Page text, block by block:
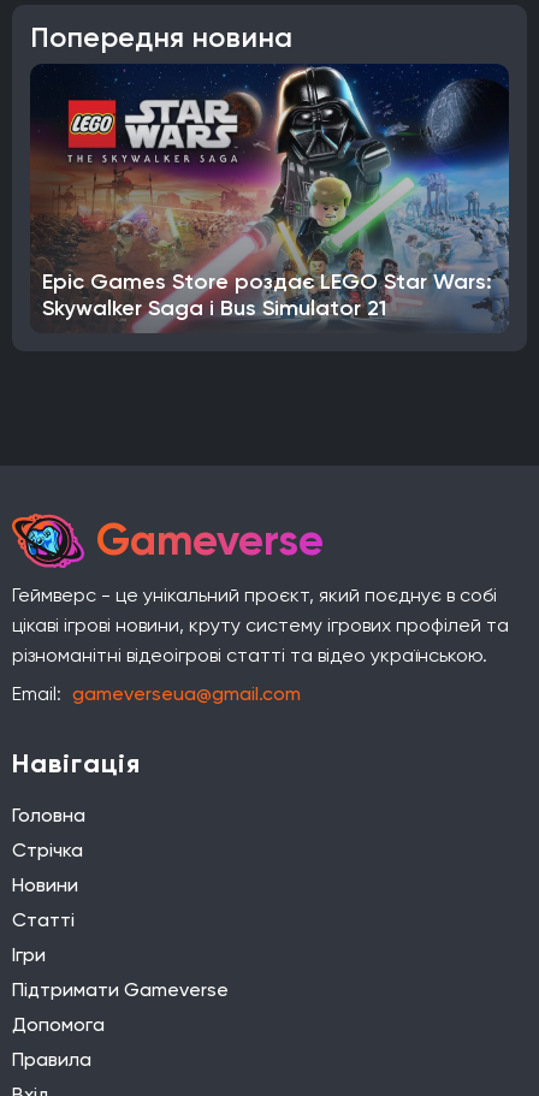
Попередня новина
Epic Games Store роздає LEGO Star Wars:
Skywalker Saga і Bus Simulator 21
Gameverse
Геймверс - це унікальний проєкт, який поєднує в собі
цікаві ігрові новини, круту систему ігрових профілей та
різноманітні відеоігрові статті та відео українською.
Email: gameverseua@gmail.com
Навігація
Головна
Стрічка
Новини
Статті
Ігри
Підтримати Gameverse
Допомога
Правила